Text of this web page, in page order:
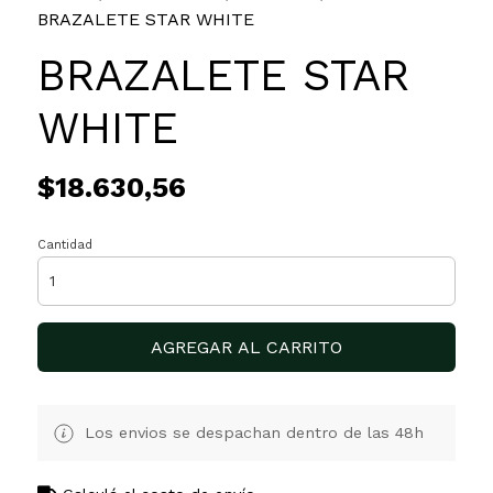
BRAZALETE STAR WHITE
BRAZALETE STAR
WHITE
$18.630,56
Cantidad
AGREGAR AL CARRITO
Los envios se despachan dentro de las 48h